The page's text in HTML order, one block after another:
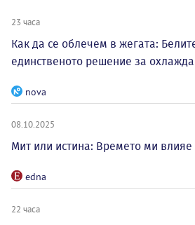
23 часа
Как да се облечем в жегата:
единственото решение за
nova
08.10.2025
Мит или истина: Времето ми влияе
edna
22 часа